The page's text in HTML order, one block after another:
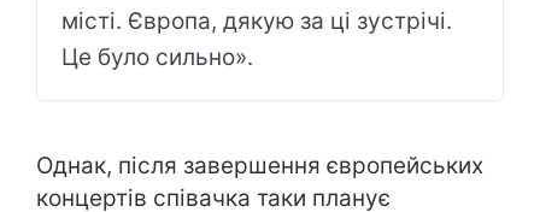
місті. Європа, дякую за ці зустрічі.
Це було сильно».
Однак, після завершення європейських
концертів співачка таки планує